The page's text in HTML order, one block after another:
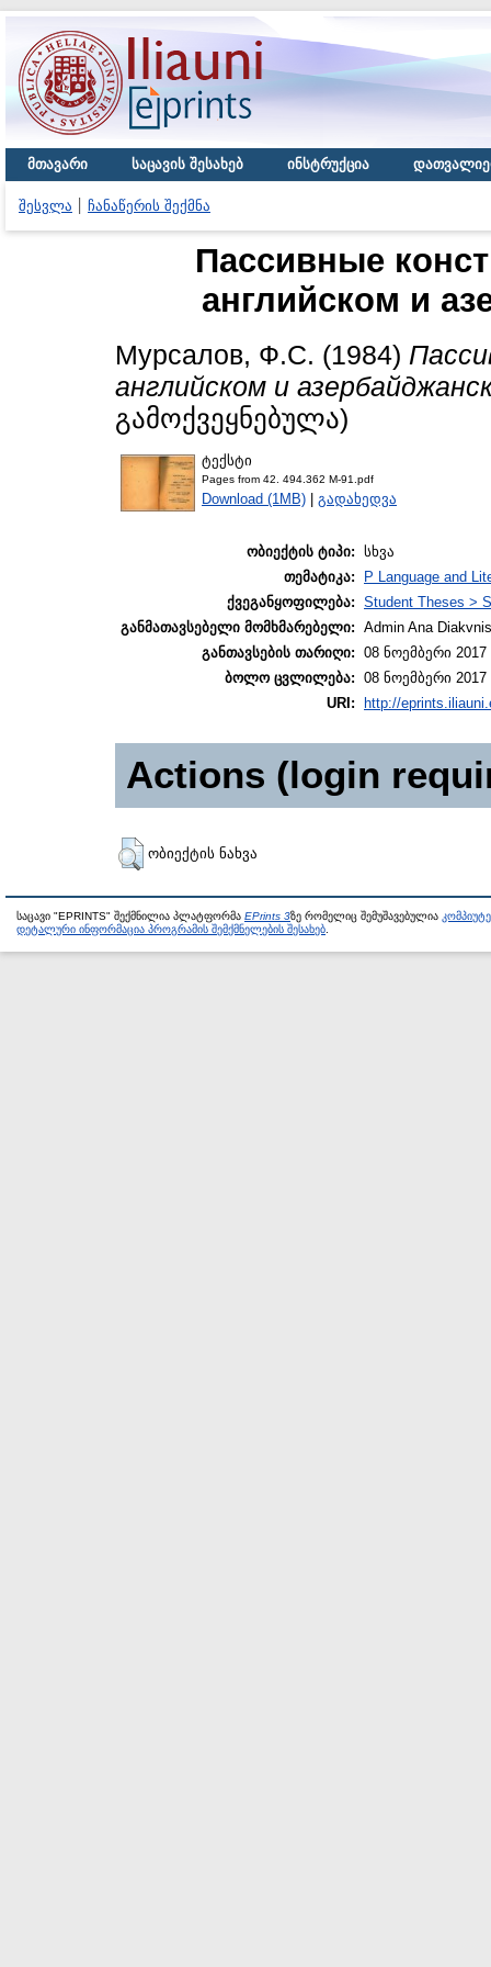
მთავარი საცავის შესახებ ინსტრუქცია
შესვლა ჩანაწერის შექმნა
Пассивные
английском и
Мурсалов, Ф.С. (1984)
английском и
გამოქვეყნებულა)
ტექსტი
Pages from 42. 494.362 М-91.pdf
Download (1MB) | გადახედვა
ობიექტის ტიპი: სხვა
თემატიკა:
P Language and
ქვეგანყოფილება: Student Theses >
განმათავსებელი მომხმარებელი: Admin Ana
განთავსების თარიღი: 08 ნოემბერი 2017
ბოლო ცვლილება: 08 ნოემბერი 2017
URI:
http://
Actions (login
ობიექტის ნახვა
საცავი "EPRINTS" შექმნილია პლატფორმა EPrints 3ზე რომელიც შემუშავებულია
დეტალური ინფორმაცია პროგრამის შემქმნელების შესახებ.